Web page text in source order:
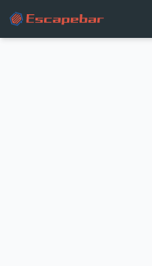
跳至主要內容